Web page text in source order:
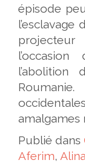
épisode
l’abolition
Roumanie.
amalgames
Publié dans
Aferim,